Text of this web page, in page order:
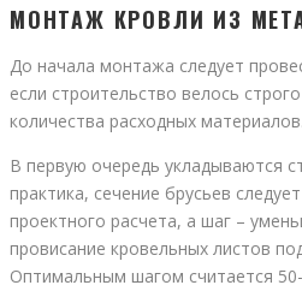
МОНТАЖ КРОВЛИ ИЗ
До начала монтажа следует
если строительство велось
количества расходных материалов.
В первую очередь укладываются
практика, сечение брусьев
проектного расчета, а шаг –
провисание кровельных листов
Оптимальным шагом считается